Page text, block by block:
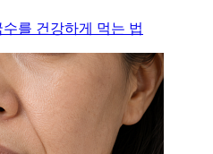
를 건강하게 먹는 법